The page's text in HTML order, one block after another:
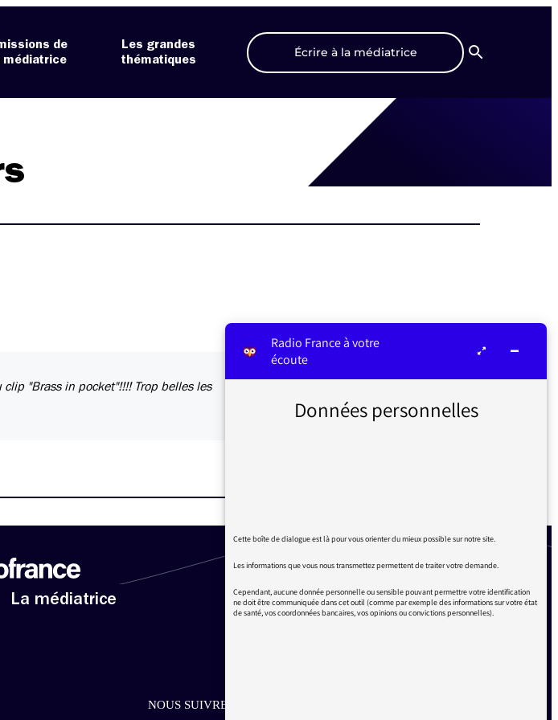
de
médiatrice
Les grandes
thématiques
Écrire à la médiatrice
Recherche
"Brass in pocket"!!!! Trop belles les
La médiatrice
NOUS SUIVRE SUR LES RÉSEAUX
Radio France à votre
écoute
Données personnelles
Cette boîte de dialogue est là pour vous orienter du mieux possible sur notre site.
Les informations que vous nous transmettez permettent de traiter votre demande.
Cependant, aucune donnée personnelle ou sensible pouvant permettre votre identification
ne doit être communiquée dans cet outil (comme par exemple des informations sur votre état
de santé, vos coordonnées bancaires, vos opinions ou convictions personnelles).